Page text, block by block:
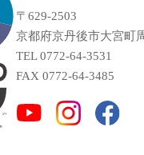
〒629-2503
京都府京丹後市大宮町
TEL 0772-64-3531
FAX 0772-64-3485